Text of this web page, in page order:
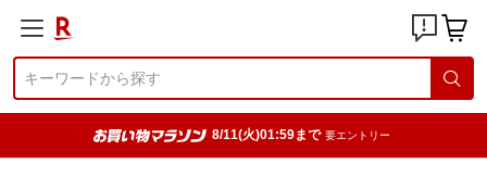
8/11(火)01:59まで 要エントリー